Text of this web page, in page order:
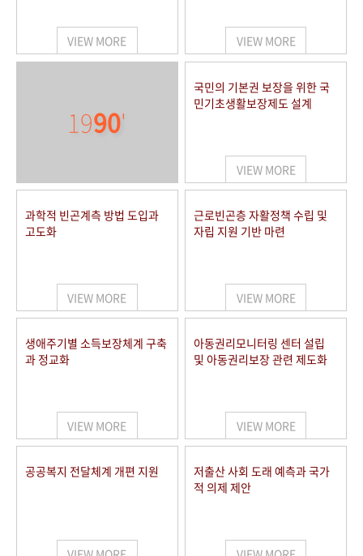
VIEW MORE VIEW MORE
1990'
국민의 기본권 보장을 위한 국
민기초생활보장제도 설계
VIEW MORE
과학적 빈곤계측 방법 도입과
고도화
VIEW MORE
근로빈곤층 자활정책 수립 및
자립 지원 기반 마련
VIEW MORE
생애주기별 소득보장체계 구축
과 정교화
VIEW MORE
아동권리모니터링 센터 설립
및 아동권리보장 관련 제도화
VIEW MORE
공공복지 전달체계 개편 지원
저출산 사회 도래 예측과 국가
적 의제 제안